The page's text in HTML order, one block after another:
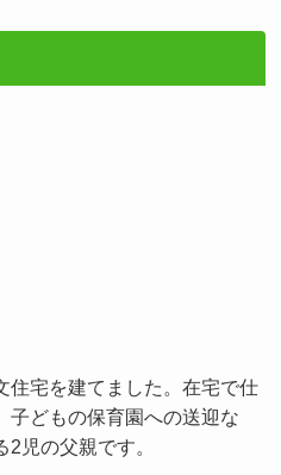
住宅を建てました。在宅で仕
子どもの保育園への送迎な
児の父親です。